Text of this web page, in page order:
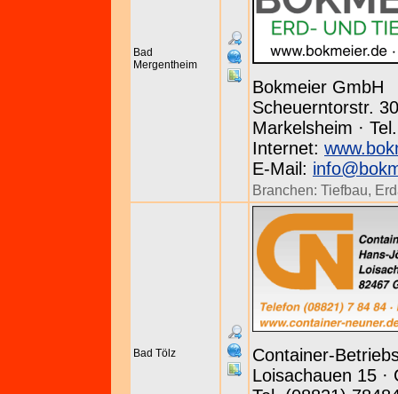
Bad
Mergentheim
Bokmeier GmbH
Scheuerntorstr.
Markelsheim ·
Internet:
E-Mail:
Branchen: Tiefbau,
Bad Tölz
Container-
Loisachauen 15